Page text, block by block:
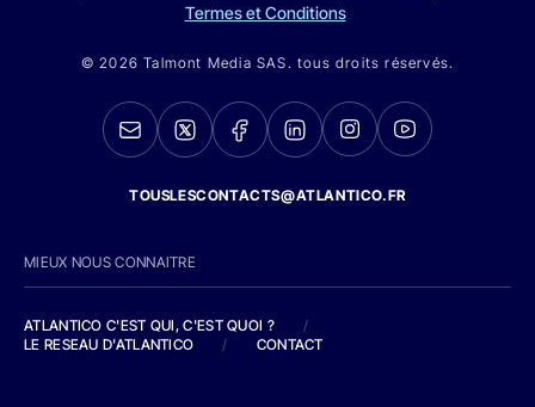
Termes et Conditions
© 2026 Talmont Media SAS. tous droits réservés.
TOUSLESCONTACTS@ATLANTICO.FR
MIEUX NOUS CONNAITRE
ATLANTICO C'EST QUI, C'EST QUOI ?
/
LE RESEAU D'ATLANTICO
/ CONTACT